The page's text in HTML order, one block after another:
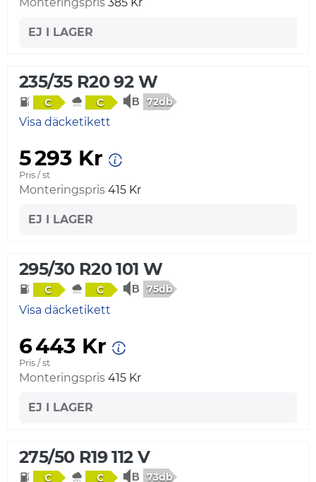
EJ I LAGER
235/35 R20 92 W
C C 72db
Visa däcketikett
5 293 Kr
Pris / st
Monteringspris 415 Kr
EJ I LAGER
295/30 R20 101 W
C C 75db
Visa däcketikett
6 443 Kr
Pris / st
Monteringspris 415 Kr
EJ I LAGER
275/50 R19 112 V
C C 73db